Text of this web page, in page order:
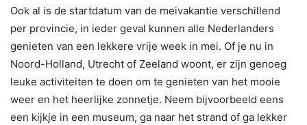
Ook al is de startdatum van de meivakantie verschillend
per provincie, in ieder geval kunnen alle Nederlanders
genieten van een lekkere vrije week in mei. Of je nu in
Noord-Holland, Utrecht of Zeeland woont, er zijn genoeg
leuke activiteiten te doen om te genieten van het mooie
weer en het heerlijke zonnetje. Neem bijvoorbeeld eens
een kijkje in een museum, ga naar het strand of ga lekker